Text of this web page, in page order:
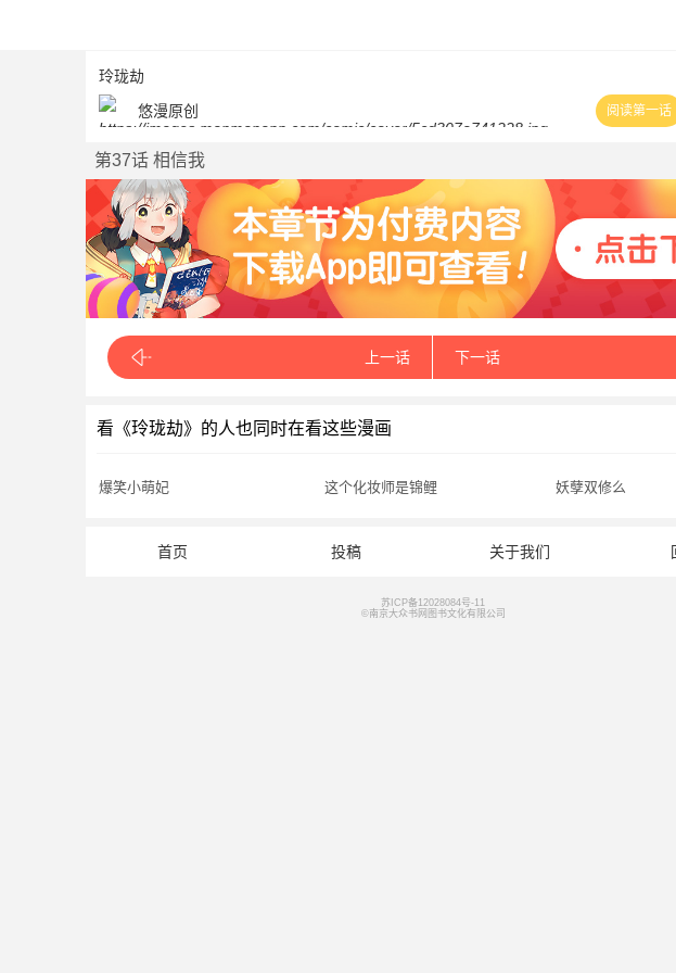
玲珑劫
悠漫原创
阅读第一话
第37话 相信我
上一话 下一话
看《玲珑劫》的人也同时在看这些漫画
爆笑小萌妃 这个化妆师是锦鲤 妖孽双修么
首页 投稿 关于我们
苏ICP备12028084号-11
©南京大众书网图书文化有限公司